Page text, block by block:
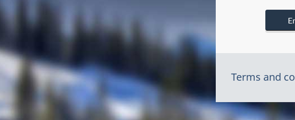
Terms and